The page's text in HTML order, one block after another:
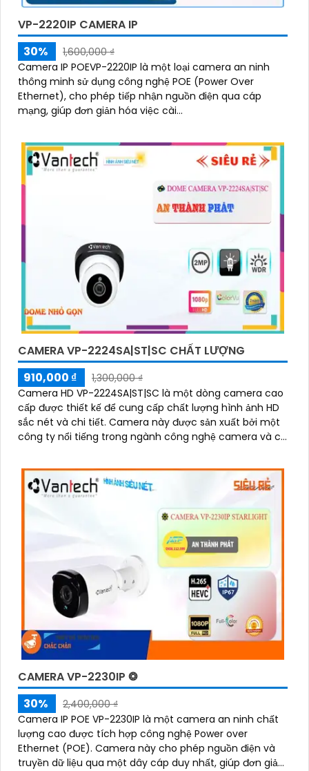
VP-2220IP CAMERA IP
30%
1,600,000 ₫
Camera IP POEVP-2220IP là một loại camera an ninh
thông minh sử dụng công nghệ POE (Power Over
Ethernet), cho phép tiếp nhận nguồn điện qua cáp
mạng, giúp đơn giản hóa việc cài...
CAMERA VP-2224SA|ST|SC CHẤT LƯỢNG
910,000 ₫
1,300,000 ₫
Camera HD VP-2224SA|ST|SC là một dòng camera cao
cấp được thiết kế để cung cấp chất lượng hình ảnh HD
sắc nét và chi tiết. Camera này được sản xuất bởi một
công ty nổi tiếng trong ngành công nghệ camera và có
CAMERA VP-2230IP ❂
30%
2,400,000 ₫
Camera IP POE VP-2230IP là một camera an ninh chất
lượng cao được tích hợp công nghệ Power over
Ethernet (POE). Camera này cho phép nguồn điện và
truyền dữ liệu qua một dây cáp duy nhất, giúp đơn giản